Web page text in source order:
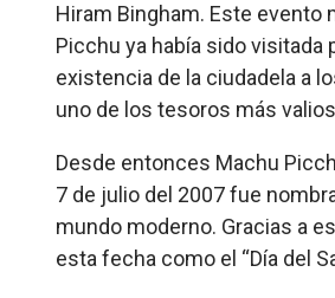
Hiram Bingham. Este evento
Picchu ya había sido visitada
existencia de la ciudadela a
uno de los tesoros más
Desde entonces Machu
7 de julio del 2007 fue
mundo moderno. Gracias a
esta fecha como el “Día del